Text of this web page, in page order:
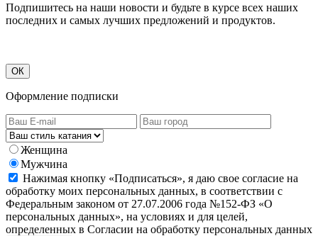
Подпишитесь на наши новости и будьте в курсе всех наших
последних и самых лучших предложений и продуктов.
ОК
Оформление подписки
Женщина
Мужчина
Нажимая кнопку «Подписаться», я даю свое согласие на
обработку моих персональных данных, в соответствии с
Федеральным законом от 27.07.2006 года №152-ФЗ «О
персональных данных», на условиях и для целей,
определенных в Согласии на обработку персональных данных